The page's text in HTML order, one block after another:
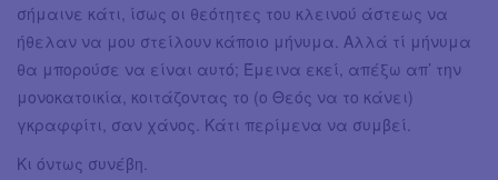
σήμαινε κάτι, ίσως οι θεότητες του κλεινού άστεως να
ήθελαν να μου στείλουν κάποιο μήνυμα. Αλλά τί μήνυμα
θα μπορούσε να είναι αυτό; Έμεινα εκεί, απέξω απ’ την
μονοκατοικία, κοιτάζοντας το (ο Θεός να το κάνει)
γκραφφίτι, σαν χάνος. Κάτι περίμενα να συμβεί.
Κι όντως συνέβη.